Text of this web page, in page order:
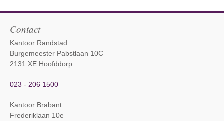
Contact
Kantoor Randstad:
Burgemeester Pabstlaan 10C
2131 XE Hoofddorp
023 - 206 1500
Kantoor Brabant:
Frederiklaan 10e